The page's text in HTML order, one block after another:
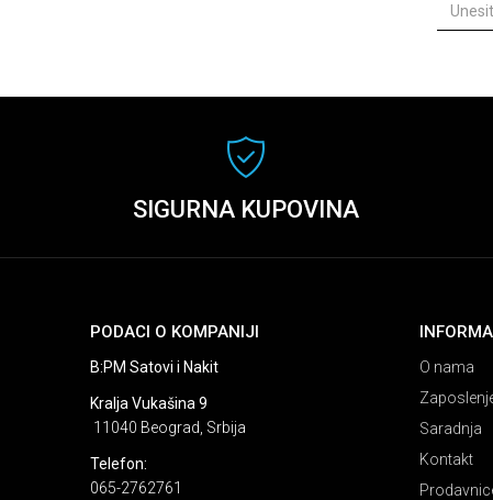
SIGURNA KUPOVINA
PODACI O KOMPANIJI
B:PM Satovi i Nakit
Kralja Vukašina 9
11040 Beograd, Srbija
Telefon:
065-2762761
O nama
Saradnja
Kontakt